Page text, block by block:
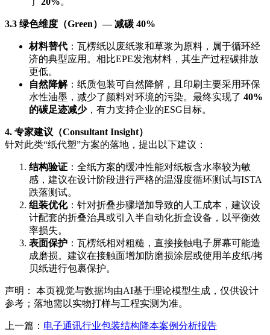
3.3 绿色维度（Green）— 减碳 40%
材料替代 ：瓦楞纸以废纸浆和草浆为原料，属于循环经
济的典型应用。相比EPE发泡材料，其生产过程碳排放
更低。
自然降解：纸质包装可自然降解，且印刷主要采用环保
水性油墨，减少了颜料对环境的污染。最终实现了 40%
的碳足迹减少，有力支持企业的ESG目标。
4. 专家建议（Consultant Insight）
针对此类“纸代塑”方案的落地，提出以下建议：
结构验证 ：全纸方案的缓冲性能对纸板含水率较为敏
感，建议在设计阶段进行严格的温湿度循环测试与ISTA
跌落测试。
组装优化：针对折叠步骤增加导致的人工成本，建议设
计配套的折叠治具或引入半自动化折盒设备，以平衡效
率损失。
表面保护 ：瓦楞纸相对粗糙，直接接触电子屏幕可能造
成磨损。建议在接触面增加防磨损涂层或使用羊皮纸/拷
贝纸进行包裹保护。
声明： 本页视觉与数据均由AI基于理论模型生成，仅供设计
参考；落地需以实物打样与工程实测为准。
上一篇： 电子通讯行业包装结构降本案例分析报告